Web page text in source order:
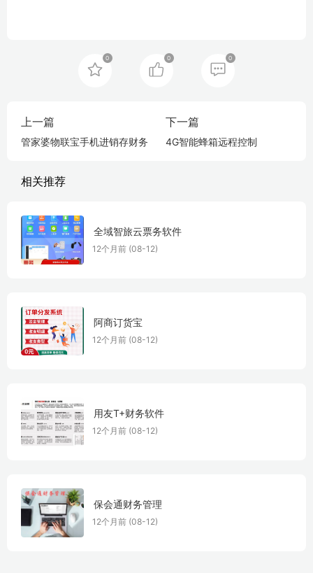
0 0 0
上一篇
管家婆物联宝手机进销存财务软件
下一篇
4G智能蜂箱远程控制
相关推荐
全域智旅云票务软件
12个月前 (08-12)
阿商订货宝
12个月前 (08-12)
用友T+财务软件
12个月前 (08-12)
保会通财务管理
12个月前 (08-12)